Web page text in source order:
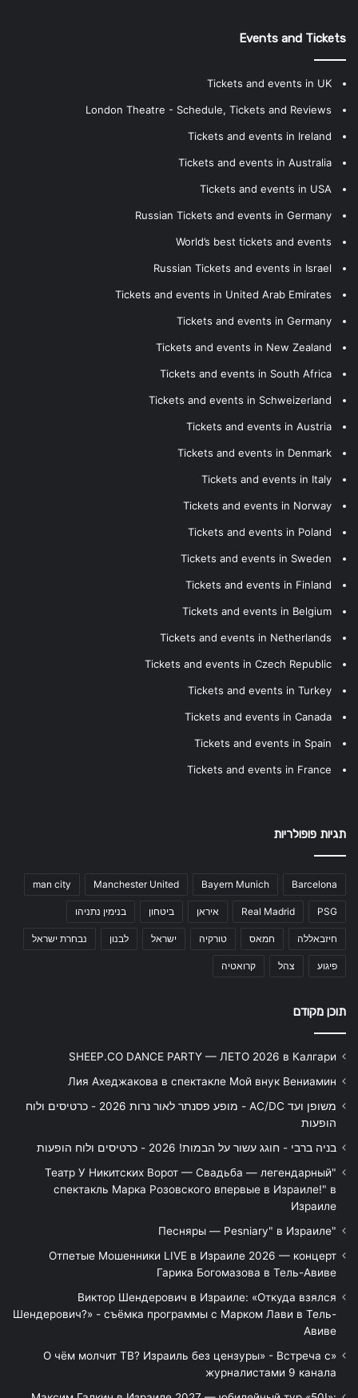
Events and Tickets
Tickets and events in UK
London Theatre - Schedule, Tickets and Reviews
Tickets and events in Ireland
Tickets and events in Australia
Tickets and events in USA
Russian Tickets and events in Germany
World’s best tickets and events
Russian Tickets and events in Israel
Tickets and events in United Arab Emirates
Tickets and events in Germany
Tickets and events in New Zealand
Tickets and events in South Africa
Tickets and events in Schweizerland
Tickets and events in Austria
Tickets and events in Denmark
Tickets and events in Italy
Tickets and events in Norway
Tickets and events in Poland
Tickets and events in Sweden
Tickets and events in Finland
Tickets and events in Belgium
Tickets and events in Netherlands
Tickets and events in Czech Republic
Tickets and events in Turkey
Tickets and events in Canada
Tickets and events in Spain
Tickets and events in France
תגיות פופולריות
Barcelona
Bayern Munich
Manchester United
man city
PSG
Real Madrid איראן ביטחון בנימין נתניהו
חיזבאללה חמאס טורקיה ישראל לבנון נבחרת ישראל
פיגוע צהל קרואטיה
תוכן מקודם
SHEEP.CO DANCE PARTY — ЛЕТО 2026 в Калгари
Лия Ахеджакова в спектакле Мой внук Вениамин
משופן ועד AC/DC - מופע פסנתר לאור נרות 2026 - כרטיסים ולוח
הופעות
בניה ברבי - חוגג עשור על הבמות! 2026 - כרטיסים ולוח הופעות
"Театр У Никитских Ворот — Свадьба — легендарный
спектакль Марка Розовского впервые в Израиле!" в
Израиле
"Песняры — Pesniary" в Израиле
Отпетые Мошенники LIVE в Израиле 2026 — концерт
Гарика Богомазова в Тель-Авиве
Виктор Шендерович в Израиле: «Откуда взялся
Шендерович?» - съёмка программы с Марком Лави в Тель-
Авиве
«О чём молчит ТВ? Израиль без цензуры» - Встреча с
журналистами 9 канала